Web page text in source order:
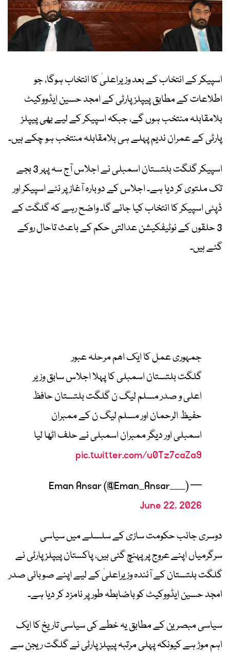
اسپیکر کے انتخاب کے بعد وزیراعلیٰ کا انتخاب ہوگا، جو
اطلاعات کے مطابق پیپلز پارٹی کے امجد حسین ایڈووکیٹ
بلامقابلہ منتخب ہوں گے، جبکہ اسپیکر کے لیے بھی پیپلز
پارٹی کے عمران ندیم پہلے ہی بلامقابلہ منتخب ہو چکے ہیں۔
اسپیکر گلگت بلتستان اسمبلی نے اجلاس آج سہ پہر 3 بجے
تک ملتوی کر دیا ہے۔ اجلاس کے دوبارہ آغاز پر نئے اسپیکر اور
ڈپٹی اسپیکر کا انتخاب کیا جائے گا۔ واضح رہے کہ گلگت کے
3 حلقوں کے نوٹیفکیشن عدالتی حکم کے باعث تاحال روکے
گئے ہیں۔
جمہوری عمل کا ایک اھم مرحلہ عبور
گلگت بلتستان اسمبلی کا پہلا اجلاس سابق وزیر
اعلی و صدر مسلم لیگ ن گلگت بلتستان حافظ
حفیظ الرحمان اور مسلم لیگ ن کے ممبران
اسمبلی اور دیگر ممبران اسمبلی نے حلف اٹھا لیا
pic.twitter.com/u0Tz7caZa9
— Eman Ansar (@Eman_Ansar___)
June 22, 2026
دوسری جانب حکومت سازی کے سلسلے میں سیاسی
سرگرمیاں اپنے عروج پر پہنچ گئی ہیں، پاکستان پیپلز پارٹی نے
گلگت بلتستان کے آئندہ وزیراعلیٰ کے لیے اپنے صوبائی صدر
امجد حسین ایڈووکیٹ کو باضابطہ طور پر نامزد کر دیا ہے۔
سیاسی مبصرین کے مطابق یہ خطے کی سیاسی تاریخ کا ایک
اہم موڑ ہے کیونکہ پہلی مرتبہ پیپلز پارٹی نے گلگت ریجن سے